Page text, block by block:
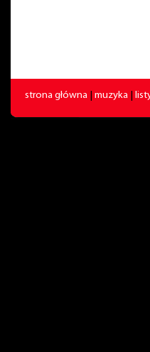
strona główna muzyka